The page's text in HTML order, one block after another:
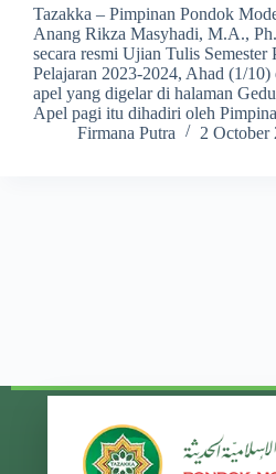
Tazakka – Pimpinan Pondok
Anang Rikza Masyhadi, M.A.,
secara resmi Ujian Tulis Semester
Pelajaran 2023-2024, Ahad (1/10)
apel yang digelar di halaman
Apel pagi itu dihadiri oleh
Firmana Putra
2 October